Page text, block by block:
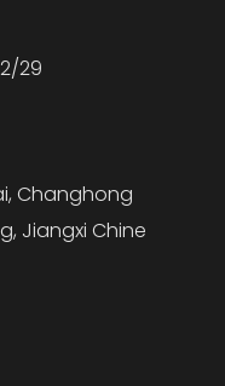
29
Changhong
Jiangxi Chine